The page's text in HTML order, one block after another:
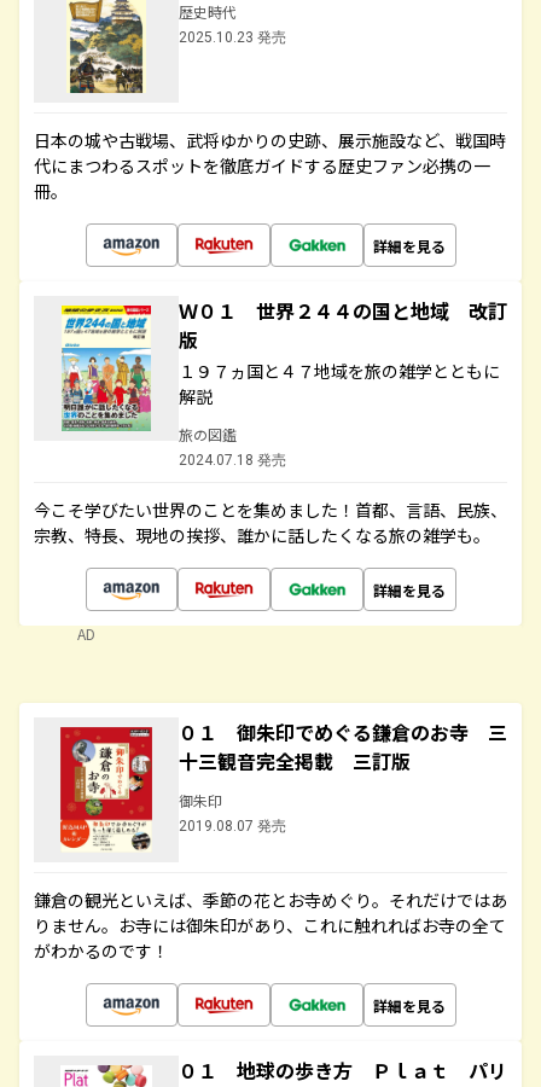
歴史時代
2025.10.23 発売
日本の城や古戦場、武将ゆかりの史跡、展示施設など、戦国時
代にまつわるスポットを徹底ガイドする歴史ファン必携の一
冊。
詳細を見る
Ｗ０１ 世界２４４の国と地域 改訂
版
１９７ヵ国と４７地域を旅の雑学とともに
解説
旅の図鑑
2024.07.18 発売
今こそ学びたい世界のことを集めました！首都、言語、民族、
宗教、特長、現地の挨拶、誰かに話したくなる旅の雑学も。
詳細を見る
AD
０１ 御朱印でめぐる鎌倉のお寺 三
十三観音完全掲載 三訂版
御朱印
2019.08.07 発売
鎌倉の観光といえば、季節の花とお寺めぐり。それだけではあ
りません。お寺には御朱印があり、これに触れればお寺の全て
がわかるのです！
詳細を見る
０１ 地球の歩き方 Ｐｌａｔ パリ